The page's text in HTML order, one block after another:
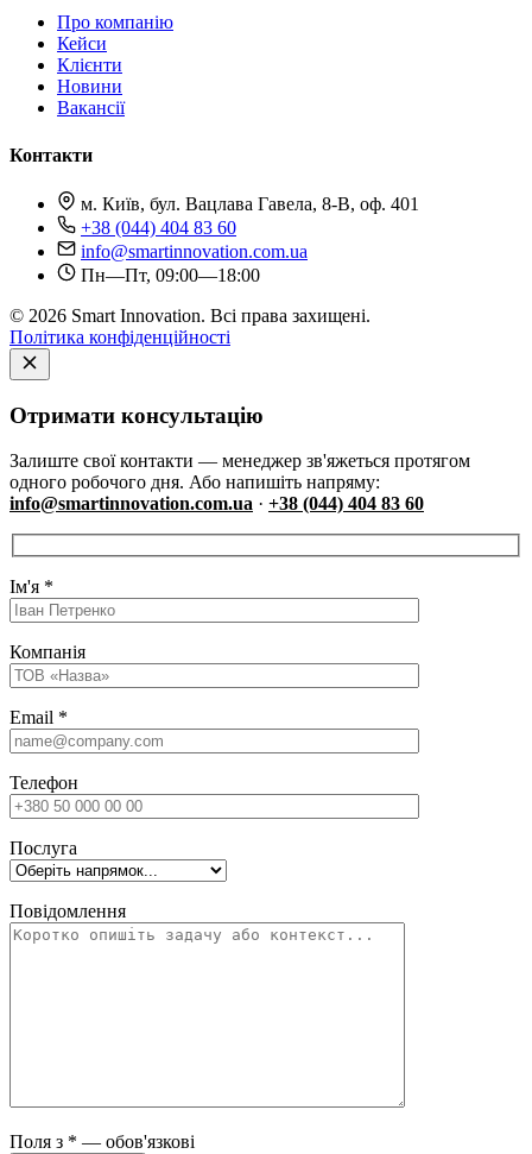
Про компанію
Кейси
Клієнти
Новини
Вакансії
Контакти
м. Київ, бул. Вацлава Гавела, 8-В, оф. 401
+38 (044) 404 83 60
info@smartinnovation.com.ua
Пн—Пт, 09:00—18:00
© 2026 Smart Innovation. Всі права захищені.
Політика конфіденційності
Отримати консультацію
Залиште свої контакти — менеджер зв'яжеться протягом
одного робочого дня. Або напишіть напряму:
info@smartinnovation.com.ua · +38 (044) 404 83 60
Ім'я *
Компанія
Email *
Телефон
Послуга
Повідомлення
Please leave this field empty.
Поля з * — обов'язкові